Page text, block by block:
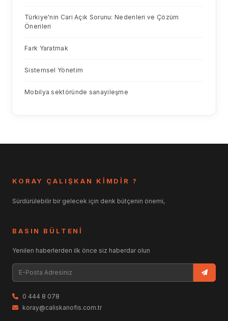
Türkiye'nin Cari Açık Sorunu: Nedenleri ve Çözüm
Önerileri
Fark Yaratmak
Sistemsel Yönetim
Mobilya sektöründe sanayileşme
KORAY ÇALIŞKAN KİMDİR ?
Sürdürülebilir bir gelecek için denk bütçenin önemi,
BASIN BÜLTENİ
Yenilen haberlerden ilk önce siz haberdar olun
0 444 8 078
koray@caliskanofis.com.tr